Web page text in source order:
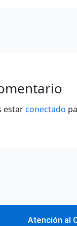
estarconectado
Atención al